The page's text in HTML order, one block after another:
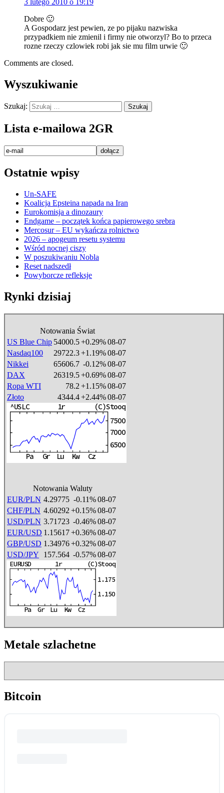
3 lutego 2010 o 19:19
Dobre 🙂
A Gospodarz jest pewien, ze po pijaku nazwiska
przypadkiem nie zmienil i firmy nie otworzyl? Bo to przeca
rozne rzeczy czlowiek robi jak sie mu film urwie 🙂
Comments are closed.
Wyszukiwanie
Szukaj:
Lista e-mailowa 2GR
Ostatnie wpisy
Un-SAFE
Koalicja Epsteina napada na Iran
Eurokomisja a dinozaury
Endgame – początek końca papierowego srebra
Mercosur – EU wykańcza rolnictwo
2026 – apogeum resetu systemu
Wśród nocnej ciszy
W poszukiwaniu Nobla
Reset nadszedł
Powyborcze refleksje
Rynki dzisiaj
Notowania Świat
US Blue Chip 54000.5+0.29%08-07
Nasdaq100
29722.3+1.19%08-07
Nikkei
65606.7 -0.12%08-07
DAX
26319.5+0.69%08-07
Ropa WTI
78.2 +1.15%08-07
Złoto
4344.4+2.44%08-07
Notowania Waluty
EUR/PLN 4.29775 -0.11%08-07
CHF/PLN 4.60292 +0.15%08-07
USD/PLN 3.71723 -0.46%08-07
EUR/USD 1.15617+0.36%08-07
GBP/USD 1.34976+0.32%08-07
USD/JPY
157.564 -0.57%08-07
Metale szlachetne
Bitcoin